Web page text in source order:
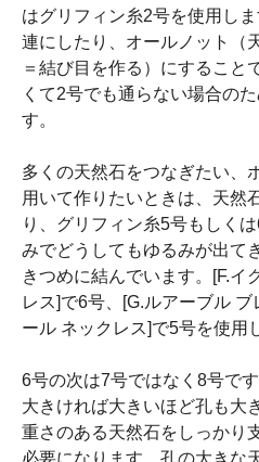
はグリフィン糸2号を使用し
連にしたり、オールノット（
＝結び目を作る）にすること
くて2号でも通らない場合の
す。
多くの天然石をつなぎたい、
用いて作りたいときは、天然
り、グリフィン糸5号もしく
みでどうしてもゆるみが出て
きつめに結んでいます。[F.イ
レス]で6号、[G.ルアーブル
ール ネックレス]で5号を使用
6号の次は7号ではなく8号で
大きければ大きいほど孔も大
重さのある天然石をしっかり
必要になります。孔の大きな